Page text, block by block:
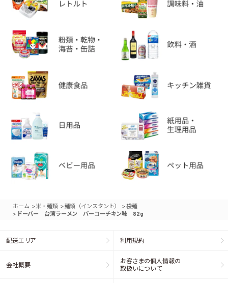
ホーム >米・麺類 >麺類（インスタント） >袋麺
> ドーバー 台湾ラーメン パーコーチキン味 82g
配送エリア 利用規約
会社概要
お客さまの個人情報の
取扱いについて